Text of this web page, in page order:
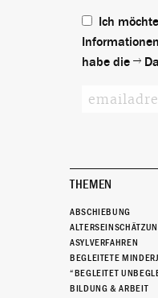
Ich
habe die
THEMEN
ABSCHIEBUNG
ASYLVERFAHREN
BEGLEITETE
“BEGLEITET
BILDUNG & ARBEIT